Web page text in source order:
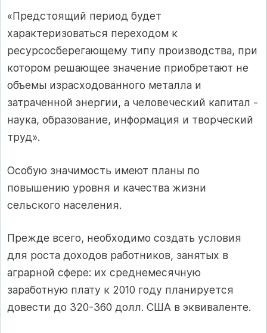
«Предстоящий период будет
характеризоваться переходом к
ресурсосберегающему типу производства, при
котором решающее значение приобретают не
объемы израсходованного металла и
затраченной энергии, а человеческий капитал -
наука, образование, информация и творческий
труд».
Особую значимость имеют планы по
повышению уровня и качества жизни
сельского населения.
Прежде всего, необходимо создать условия
для роста доходов работников, занятых в
аграрной сфере: их среднемесячную
заработную плату к 2010 году планируется
довести до 320-360 долл. США в эквиваленте.